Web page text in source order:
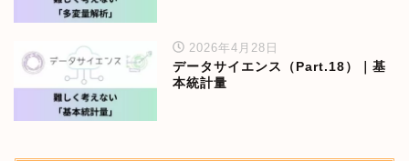
2026年4月28日
データサイエンス（Part.18）｜基
本統計量